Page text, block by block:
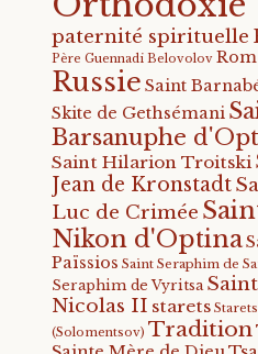
paternité spirituelle
Père Guennadi Belovolov
Russie Saint
Skite de Gethsémani
Barsanuphe
Saint Hilarion Troitski
Jean de Kronstadt
Luc de Crimée
Nikon d'Optina
Païssios Saint Seraphim de
Seraphim de Vyritsa
Nicolas II starets
(Solomentsov) Tradition